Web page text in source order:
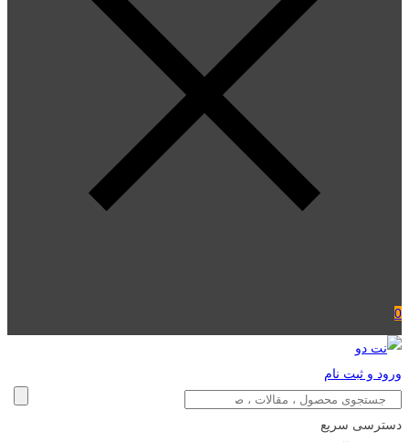
0
ورود و ثبت نام
دسترسی سریع